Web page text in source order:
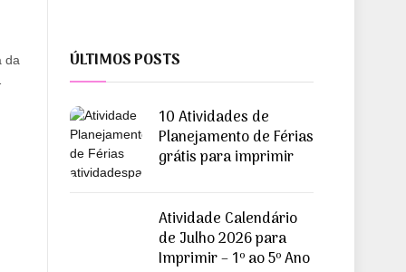
da
ÚLTIMOS POSTS
10 Atividades de
Planejamento de Férias
grátis para imprimir
Atividade Calendário
de Julho 2026 para
Imprimir – 1º ao 5º Ano